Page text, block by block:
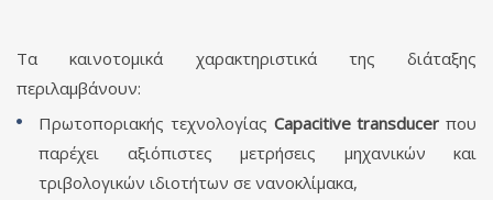
Τα καινοτομικά χαρακτηριστικά της διάταξης
περιλαμβάνουν:
Πρωτοποριακής τεχνολογίας Capacitive transducer που
παρέχει αξιόπιστες μετρήσεις μηχανικών και
τριβολογικών ιδιοτήτων σε νανοκλίμακα,